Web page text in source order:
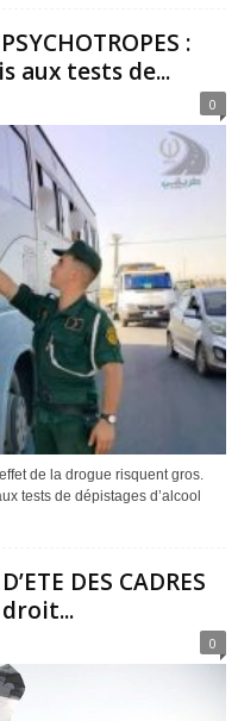
:
aux tests de...
0
de la drogue risquent gros.
tests de dépistages d’alcool
DES CADRES
droit...
0